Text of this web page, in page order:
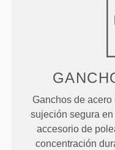
Ganchos de
sujeción segura
accesorio de
concentración